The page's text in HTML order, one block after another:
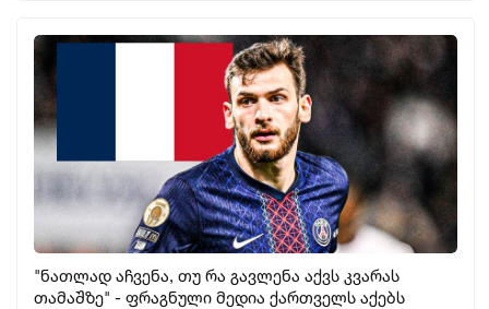
"ნათლად აჩვენა, თუ რა გავლენა აქვს კვარას
თამაშზე" - ფრაგნული მედია ქართველს აქებს